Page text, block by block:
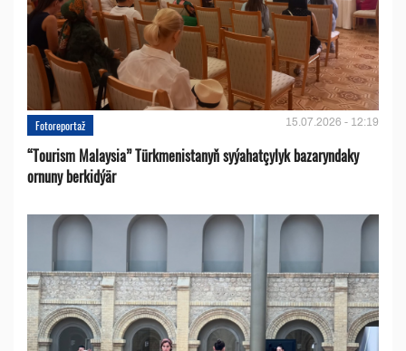
Fotoreportaž 15.07.2026 - 12:19
“Tourism Malaysia” Türkmenistanyň syýahatçylyk bazaryndaky
ornuny berkidýär